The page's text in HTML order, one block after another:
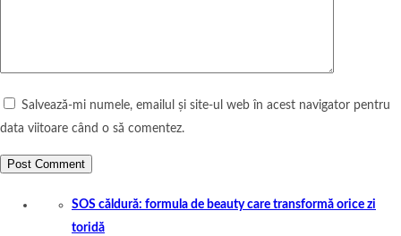
Salvează-mi numele, emailul și site-ul web în acest navigator pentru
data viitoare când o să comentez.
SOS căldură: formula de beauty care transformă orice zi
toridă